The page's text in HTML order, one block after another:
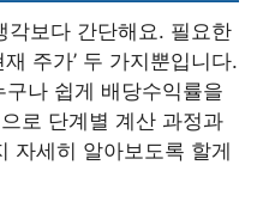
각보다 간단해요. 필요한
재 주가’ 두 가지뿐입니다.
나 쉽게 배당수익률을
로 단계별 계산 과정과
자세히 알아보도록 할게